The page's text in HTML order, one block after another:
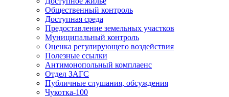
Общественный контроль
Доступная среда
Предоставление земельных участков
Муниципальный контроль
Оценка регулирующего воздействия
Полезные ссылки
Антимонопольный комплаенс
Отдел ЗАГС
Публичные слушания, обсуждения
Чукотка-100